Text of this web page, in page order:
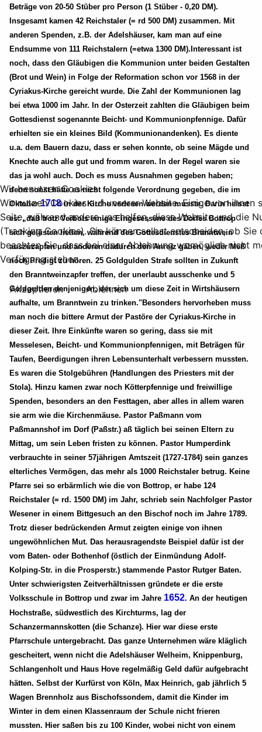
Beträge von 20-50 Stüber pro Person (1 Stüber - 0,20 DM).
Insgesamt kamen 42 Reichstaler (= rd 500 DM) zusammen. Mit
anderen Spenden, z.B. der Adelshäuser, kam man auf eine
Endsumme von 111 Reichstalern (=etwa 1300 DM).Interessant ist
noch, dass den Gläubigen die Kommunion unter beiden Gestalten
(Brot und Wein) in Folge der Reformation schon vor 1568 in der
Cyriakus-Kirche gereicht wurde. Die Zahl der Kommunionen lag
bei etwa 1000 im Jahr. In der Osterzeit zahlten die Gläubigen beim
Gottesdienst sogenannte Beicht- und Kommunionpfennige. Dafür
erhielten sie ein kleines Bild (Kommunionandenken). Es diente
u.a. dem Bauern dazu, dass er sehen konnte, ob seine Mägde und
Knechte auch alle gut und fromm waren. In der Regel waren sie
das ja wohl auch. Doch es muss Ausnahmen gegeben haben;
denn sonst hätte es nicht folgende Verordnung gegeben, die im
Oktober1718in der Kirche verlesen werden musste. Darin heisst
es: „daß trotz Verbots einige Eingesessene des Dorfes Bottrop
sich gelüsten ließen, während des Gottesdienstes Branntwein
auszuzapfen und anderen dadurch den Anreiz gäben, weder Meß
noch Predigt zu hören. 25 Goldgulden Strafe sollten in Zukunft
den Branntweinzapfer treffen, der unerlaubt ausschenke und 5
Goldgulden denjenigen, der sich um diese Zeit in Wirtshäusern
aufhalte, um Branntwein zu trinken."Besonders hervorheben muss
man noch die bittere Armut der Pastöre der Cyriakus-Kirche in
dieser Zeit. Ihre Einkünfte waren so gering, dass sie mit
Messelesen, Beicht- und Kommunionpfennigen, mit Beträgen für
Taufen, Beerdigungen ihren Lebensunterhalt verbessern mussten.
Es waren die Stolgebühren (Handlungen des Priesters mit der
Stola). Hinzu kamen zwar noch Kötterpfennige und freiwillige
Spenden, besonders an den Festtagen, aber alles in allem waren
sie arm wie die Kirchenmäuse. Pastor Paßmann vom
Paßmannshof im Dorf (Paßstr.) aß täglich bei seinen Eltern zu
Mittag, um sein Leben fristen zu können. Pastor Humperdink
verbrauchte in seiner 57jährigen Amtszeit (1727-1784) sein ganzes
elterliches Vermögen, das mehr als 1000 Reichstaler betrug. Keine
Pfarre sei so erbärmlich wie die von Bottrop, er habe 124
Reichstaler (= rd. 1500 DM) im Jahr, schrieb sein Nachfolger Pastor
Wesener in einem Bittgesuch an den Bischof noch im Jahre 1789.
Trotz dieser bedrückenden Armut zeigten einige von ihnen
ungewöhnlichen Mut. Das herausragendste Beispiel dafür ist der
vom Baten- oder Bothenhof (östlich der Einmündung Adolf-
Kolping-Str. in die Prosperstr.) stammende Pastor Rutger Baten.
Unter schwierigsten Zeitverhältnissen gründete er die erste
Volksschule in Bottrop und zwar im Jahre 1652. An der heutigen
Hochstraße, südwestlich des Kirchturms, lag der
Schanzermannskotten (die Schanze). Hier war diese erste
Pfarrschule untergebracht. Das ganze Unternehmen wäre kläglich
gescheitert, wenn nicht die Adelshäuser Welheim, Knippenburg,
Schlangenholt und Haus Hove regelmäßig Geld dafür aufgebracht
hätten. Selbst der Kurfürst von Köln, Max Heinrich, gab jährlich 5
Wagen Brennholz aus Bischofssondem, damit die Kinder im
Winter in dem einen Klassenraum der Schule nicht frieren
mussten. Hier saßen bis zu 100 Kinder, wobei nicht von einem
Wir benutzen Cookies
Wir nutzen Cookies auf unserer Website. Einige von ihnen
Seite, während andere uns helfen, diese Website und die
(Tracking Cookies). Sie können selbst entscheiden, ob
beachten Sie, dass bei einer Ablehnung womöglich nicht
Verfügung stehen.
Akzeptieren Ablehnen